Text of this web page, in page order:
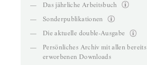
—
Das jährliche Arbeitsbuch
—
Sonderpublikationen
—
Die aktuelle double-Ausgabe
—
Persönliches Archiv mit allen bereits
erworbenen Downloads